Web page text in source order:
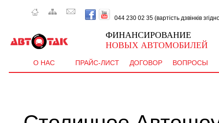
044 230 02 35 (вартість дзвінків
ФИНАНСИРОВАНИЕ
НОВЫХ АВТОМОБИЛЕЙ
О НАС ПРАЙС-ЛИСТ ДОГОВОР ВОПРОСЫ